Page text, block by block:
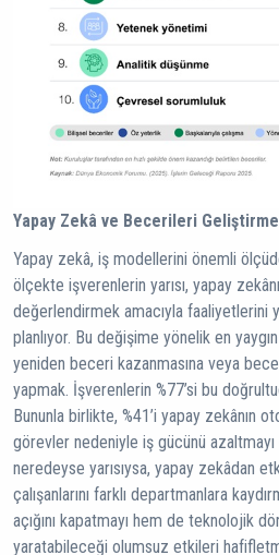
Yapay Zekâ ve Becerileri Geliştirme
Yapay zekâ, iş modellerini önemli
ölçekte işverenlerin yarısı, yapay
değerlendirmek amacıyla faaliyetlerini
planlıyor. Bu değişime yönelik en yaygın
yeniden beceri kazanmasına veya
yapmak. İşverenlerin %77’si bu
Bununla birlikte, %41’i yapay zekânın
görevler nedeniyle iş gücünü
neredeyse yarısıysa, yapay zekâdan
çalışanlarını farklı departmanlara
açığını kapatmayı hem de teknolojik
yaratabileceği olumsuz etkileri